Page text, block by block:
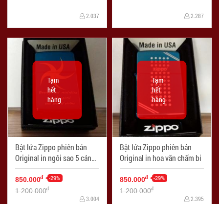
2.037 2.287
Bật lửa Zippo phiên bản
Original in ngôi sao 5 cánh
uốn cong
Tạm
hết
hàng
850.000đ -29%
1.200.000đ
3.004
Bật lửa Zippo phiên bản
Original in hoa văn chấm bi
Tạm
hết
hàng
850.000đ -29%
1.200.000đ
2.395